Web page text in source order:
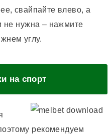
свайпайте влево, а
не нужна – нажмите
углу.
на спорт
рекомендуем